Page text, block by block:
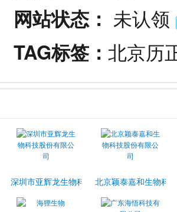
网站状态： 未认领
TAG标签： 北京历
深圳市亚辉龙生物科技股份有限公司
北京颖泰嘉和生物科